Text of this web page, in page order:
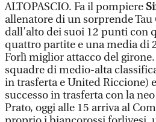
ALTOPASCIO. Fa il pompiere
allenatore di un sorprende
dall’alto dei suoi 12 punti con
quattro partite e una media di
Forlì miglior attacco del
squadre di medio-alta
in trasferta e United Riccione)
successo in trasferta con la
Prato, oggi alle 15 arriva al